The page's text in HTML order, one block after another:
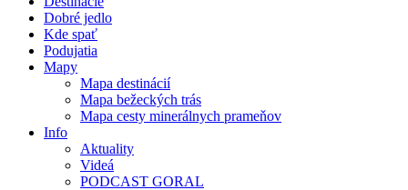
Dobré jedlo
Kde spať
Podujatia
Mapy
Mapa destinácií
Mapa bežeckých trás
Mapa cesty minerálnych prameňov
Info
Aktuality
Videá
PODCAST GORAL